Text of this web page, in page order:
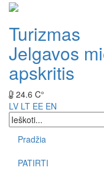
Turizmas
Jelgavos
apskritis
24.6 C°
LV LT EE EN
Pradžia
PATIRTI